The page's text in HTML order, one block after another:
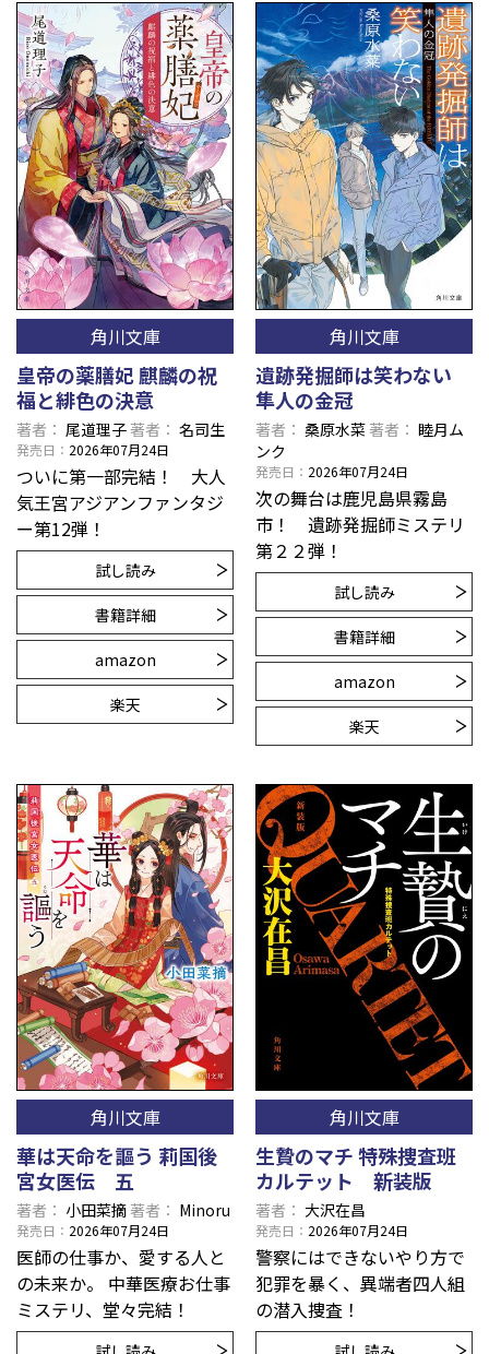
角川文庫
皇帝の薬膳妃 麒麟の祝
福と緋色の決意
著者 尾道理子著者 名司生
発売日 2026年07月24日
ついに第一部完結！ 大人
気王宮アジアンファンタジ
ー第12弾！
試し読み
書籍詳細
amazon
楽天
角川文庫
遺跡発掘師は笑わない
隼人の金冠
著者 桑原水菜著者
睦月ム
ンク
発売日 2026年07月24日
次の舞台は鹿児島県霧島
市！ 遺跡発掘師ミステリ
第２２弾！
試し読み
書籍詳細
amazon
楽天
角川文庫
華は天命を謳う 莉国後
宮女医伝 五
著者 小田菜摘著者 Minoru
発売日 2026年07月24日
医師の仕事か、愛する人と
の未来か。 中華医療お仕事
ミステリ、堂々完結！
角川文庫
生贄のマチ 特殊捜査班
カルテット 新装版
著者 大沢在昌
発売日 2026年07月24日
警察にはできないやり方で
犯罪を暴く、異端者四人組
の潜入捜査！